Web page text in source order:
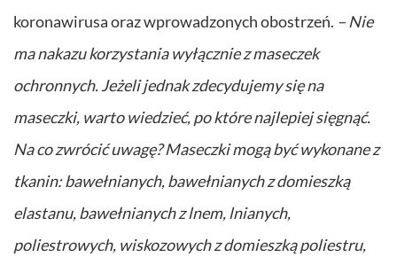
koronawirusa oraz wprowadzonych obostrzeń. – Nie
ma nakazu korzystania wyłącznie z maseczek
ochronnych. Jeżeli jednak zdecydujemy się na
maseczki, warto wiedzieć, po które najlepiej sięgnąć.
Na co zwrócić uwagę? Maseczki mogą być wykonane z
tkanin: bawełnianych, bawełnianych z domieszką
elastanu, bawełnianych z lnem, lnianych,
poliestrowych, wiskozowych z domieszką poliestru,